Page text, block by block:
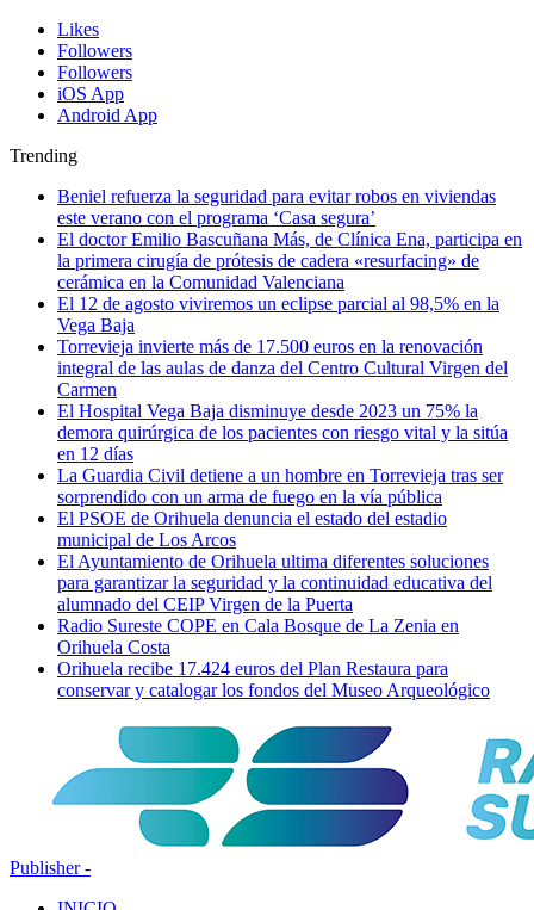
Likes
Followers
Followers
iOS App
Android App
Trending
Beniel refuerza la seguridad para evitar robos en viviendas
este verano con el programa ‘Casa segura’
El doctor Emilio Bascuñana Más, de Clínica Ena, participa en
la primera cirugía de prótesis de cadera «resurfacing» de
cerámica en la Comunidad Valenciana
El 12 de agosto viviremos un eclipse parcial al 98,5% en la
Vega Baja
Torrevieja invierte más de 17.500 euros en la renovación
integral de las aulas de danza del Centro Cultural Virgen del
Carmen
El Hospital Vega Baja disminuye desde 2023 un 75% la
demora quirúrgica de los pacientes con riesgo vital y la sitúa
en 12 días
La Guardia Civil detiene a un hombre en Torrevieja tras ser
sorprendido con un arma de fuego en la vía pública
El PSOE de Orihuela denuncia el estado del estadio
municipal de Los Arcos
El Ayuntamiento de Orihuela ultima diferentes soluciones
para garantizar la seguridad y la continuidad educativa del
alumnado del CEIP Virgen de la Puerta
Radio Sureste COPE en Cala Bosque de La Zenia en
Orihuela Costa
Orihuela recibe 17.424 euros del Plan Restaura para
conservar y catalogar los fondos del Museo Arqueológico
Publisher -